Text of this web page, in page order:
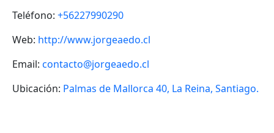
Teléfono: +56227990290
Web: http://www.jorgeaedo.cl
Email: contacto@jorgeaedo.cl
Ubicación: Palmas de Mallorca 40, La Reina, Santiago.